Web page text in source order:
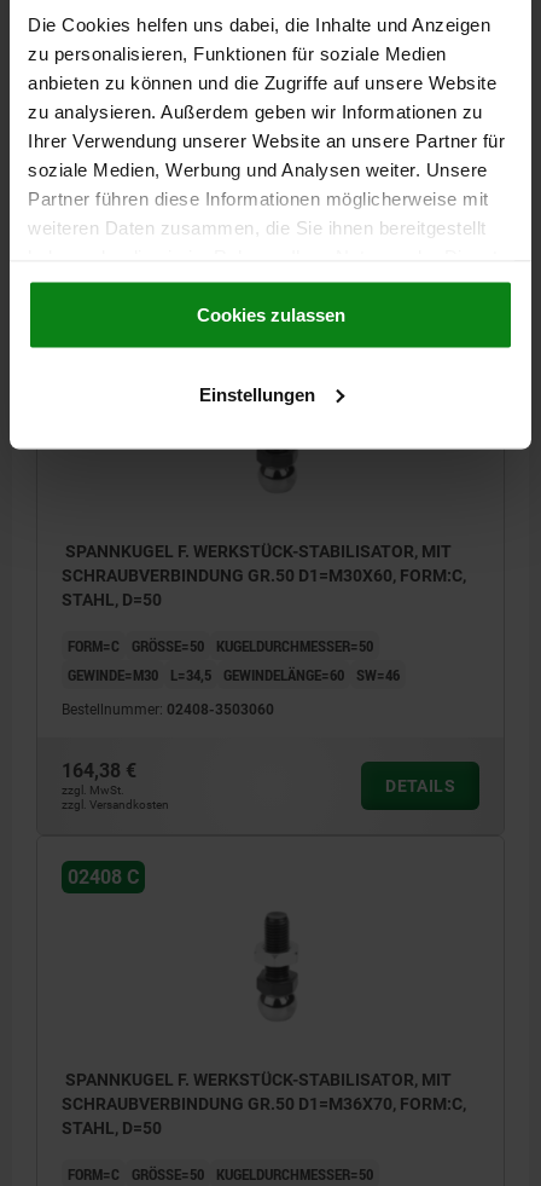
Die Cookies helfen uns dabei, die Inhalte und Anzeigen
zu personalisieren, Funktionen für soziale Medien
anbieten zu können und die Zugriffe auf unsere Website
zu analysieren. Außerdem geben wir Informationen zu
Ihrer Verwendung unserer Website an unsere Partner für
soziale Medien, Werbung und Analysen weiter. Unsere
Partner führen diese Informationen möglicherweise mit
weiteren Daten zusammen, die Sie ihnen bereitgestellt
gesammelt haben.Cookie Richtlinien
Datenschutz|AGB
Cookies zulassen
Einstellungen
SPANNKUGEL F. WERKSTÜCK-STABILISATOR, MIT
SCHRAUBVERBINDUNG GR.50 D1=M24X50, FORM:C,
FORM=C GRÖSSE=50
KUGELDURCHMESSER=50
GEWINDE=M24 L=34,5 GEWINDELÄNGE=50 SW=36
Bestellnummer: 02408-3502450
152,33 €
02408 C
SPANNKUGEL F. WERKSTÜCK-STABILISATOR, MIT
SCHRAUBVERBINDUNG GR.50 D1=M30X60, FORM:C,
STAHL, D=50
FORM=C GRÖSSE=50
KUGELDURCHMESSER=50
GEWINDE=M30
L=34,5 GEWINDELÄNGE=60 SW=46
Bestellnummer: 02408-3503060
164,38 €
zzgl. MwSt.
zzgl. Versandkosten
DETAILS
02408 C
SPANNKUGEL F. WERKSTÜCK-STABILISATOR, MIT
SCHRAUBVERBINDUNG GR.50 D1=M36X70, FORM:C,
STAHL, D=50
FORM=C GRÖSSE=50
KUGELDURCHMESSER=50